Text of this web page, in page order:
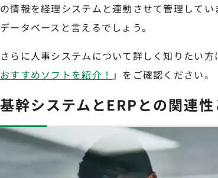
の情報を経理システムと連動させて管理して
データベースと言えるでしょう。
さらに人事システムについて詳しく知りたい方
おすすめソフトを紹介！ 」をご確認ください。
基幹システムとERPとの関連性